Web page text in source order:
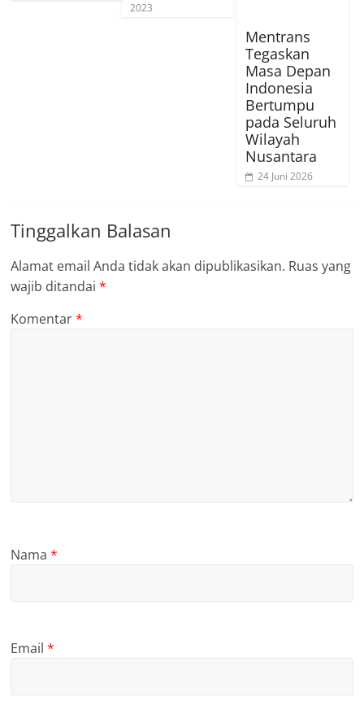
2023
Mentrans
Tegaskan
Masa Depan
Indonesia
Bertumpu
pada Seluruh
Wilayah
Nusantara
24 Juni 2026
Tinggalkan Balasan
Alamat email Anda tidak akan dipublikasikan. Ruas yang
wajib ditandai*
Komentar*
Nama*
Email*